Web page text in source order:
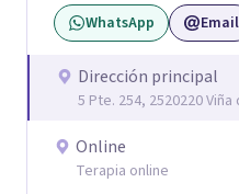
WhatsApp Email
Dirección principal
5 Pte. 254, 2520220
Online
Terapia online